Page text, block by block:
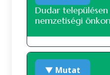
Dudar
nemzetiségi
A településen
nemzetiségi
▼ Mutat